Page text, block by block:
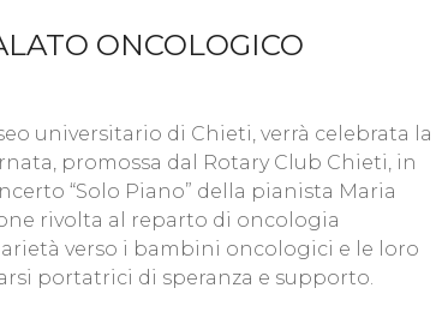
ONCOLOGICO
universitario di Chieti, verrà celebrata la
promossa dal Rotary Club Chieti, in
“Solo Piano” della pianista Maria
rivolta al reparto di oncologia
verso i bambini oncologici e le loro
portatrici di speranza e supporto.